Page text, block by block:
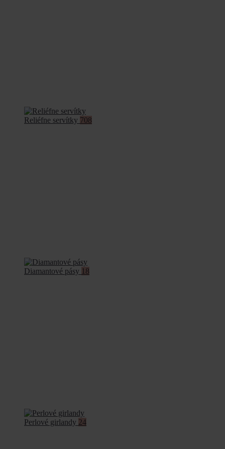
Reliéfne servítky 708
Diamantové pásy 18
Perlové girlandy 24